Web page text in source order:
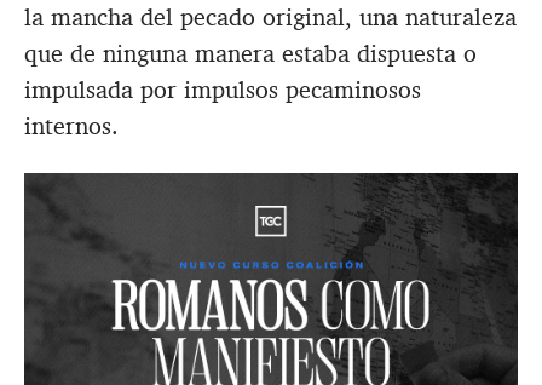
la mancha del pecado original, una naturaleza
que de ninguna manera estaba dispuesta o
impulsada por impulsos pecaminosos
internos.